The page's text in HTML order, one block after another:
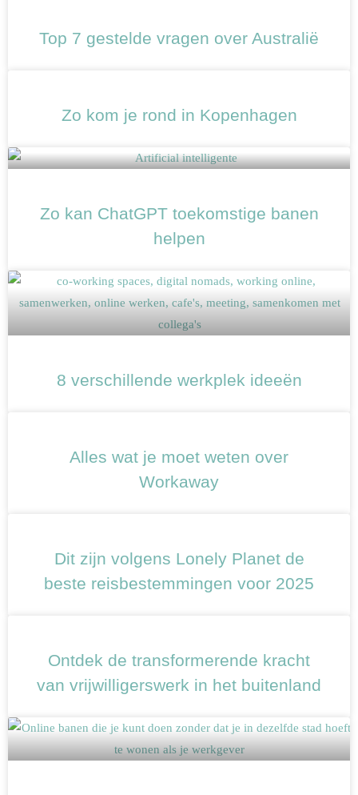
Top 7 gestelde vragen over Australië
Zo kom je rond in Kopenhagen
Zo kan ChatGPT toekomstige banen
helpen
8 verschillende werkplek ideeën
Alles wat je moet weten over
Workaway
Dit zijn volgens Lonely Planet de
beste reisbestemmingen voor 2025
Ontdek de transformerende kracht
van vrijwilligerswerk in het buitenland